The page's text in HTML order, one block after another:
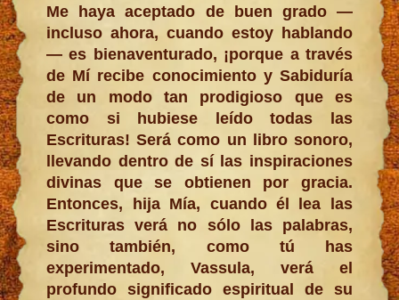
Me haya aceptado de buen grado —
incluso ahora, cuando estoy hablando
— es bienaventurado, ¡porque a través
de Mí recibe conocimiento y Sabiduría
de un modo tan prodigioso que es
como si hubiese leído todas las
Escrituras! Será como un libro sonoro,
llevando dentro de sí las inspiraciones
divinas que se obtienen por gracia.
Entonces, hija Mía, cuando él lea las
Escrituras verá no sólo las palabras,
sino también, como tú has
experimentado, Vassula, verá el
profundo significado espiritual de su